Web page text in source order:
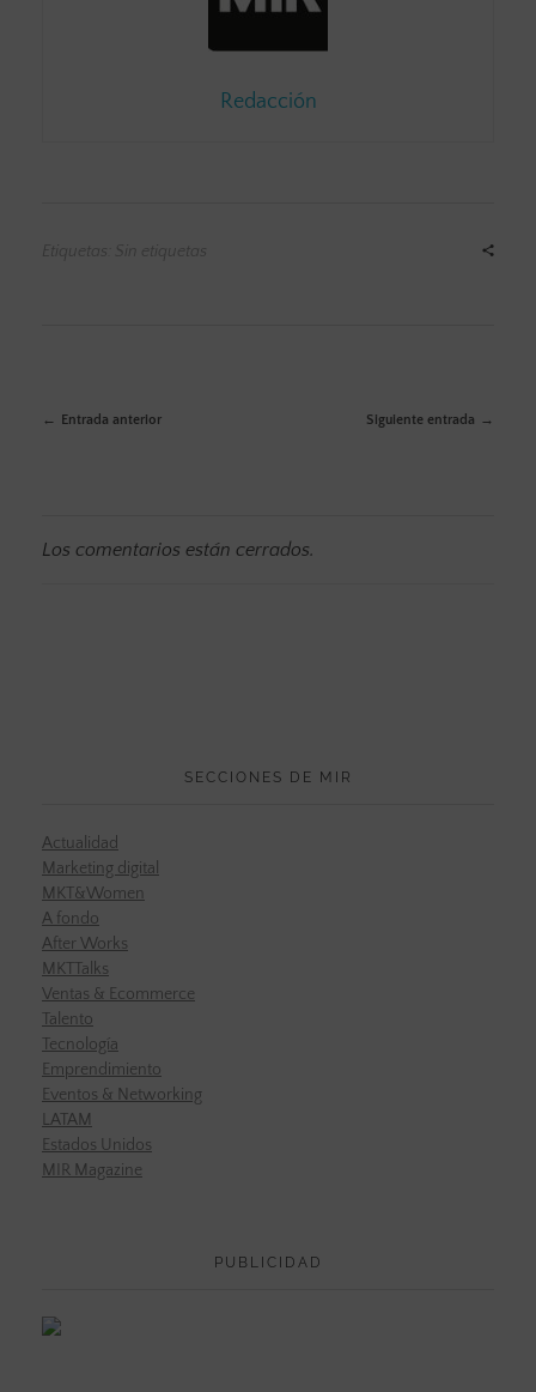
Redacción
Etiquetas: Sin etiquetas
Entrada anterior Siguiente entrada
Los comentarios están cerrados.
SECCIONES DE MIR
Actualidad
Marketing digital
MKT&Women
A fondo
After Works
MKTTalks
Ventas & Ecommerce
Talento
Tecnología
Emprendimiento
Eventos & Networking
LATAM
Estados Unidos
MIR Magazine
PUBLICIDAD